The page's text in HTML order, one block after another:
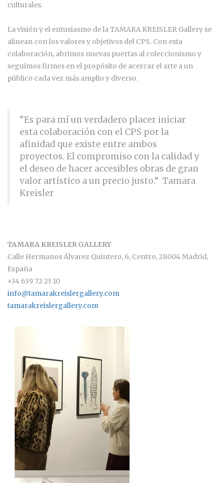
culturales.
La visión y el entusiasmo de la TAMARA KREISLER Gallery se
alinean con los valores y objetivos del CPS. Con esta
colaboración, abrimos nuevas puertas al coleccionismo y
seguimos firmes en el propósito de acercar el arte a un
público cada vez más amplio y diverso.
“Es para mí un verdadero placer iniciar
esta colaboración con el CPS por la
afinidad que existe entre ambos
proyectos. El compromiso con la calidad y
el deseo de hacer accesibles obras de gran
valor artístico a un precio justo.” Tamara
Kreisler
TAMARA KREISLER GALLERY
Calle Hermanos Álvarez Quintero, 6, Centro, 28004 Madrid,
España
+34 639 72 23 10
info@tamarakreislergallery.com
tamarakreislergallery.com